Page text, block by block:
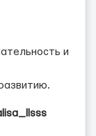
и